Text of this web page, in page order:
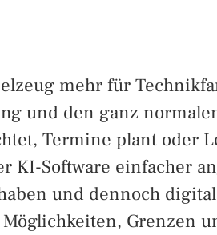
mehr für
und den ganz
Termine plant oder
KI-Software einfacher
und dennoch
Grenzen